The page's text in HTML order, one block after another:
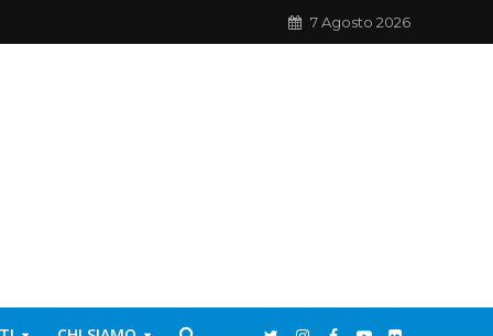
7 Agosto 2026